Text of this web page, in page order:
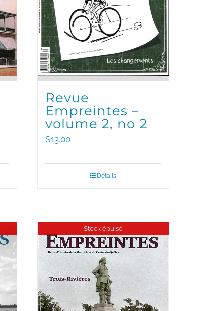
Revue
Empreintes –
volume 2, no 2
$13.00
Détails
Stock épuisé